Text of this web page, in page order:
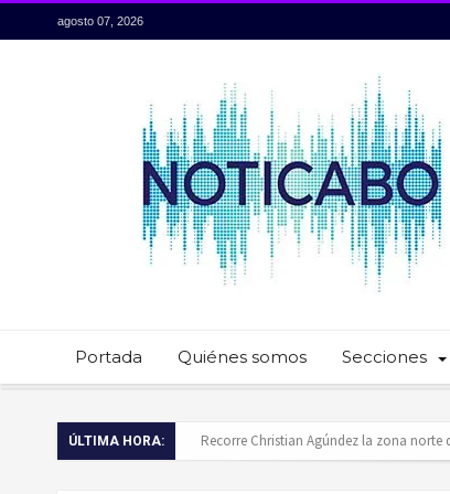
agosto 07, 2026
Portada Quiénes somos Secciones
ÚLTIMA HORA:
Baja California Sur presume su talento